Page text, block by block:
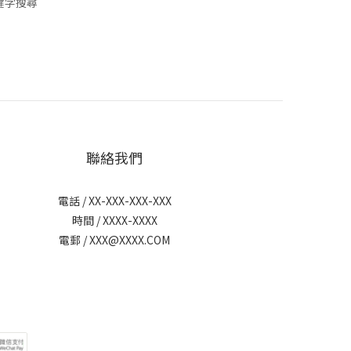
聯絡我們
電話 / XX-XXX-XXX-XXX
時間 / XXXX-XXXX
電郵 / XXX@XXXX.COM